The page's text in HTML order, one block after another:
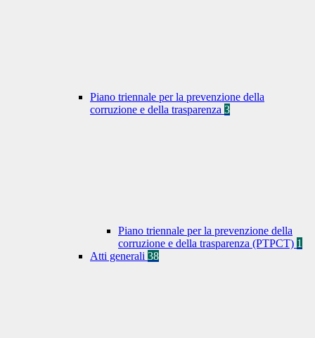
Piano triennale per la prevenzione della
corruzione e della trasparenza 3
Piano triennale per la prevenzione della
corruzione e della trasparenza (PTPCT) 1
Atti generali 38